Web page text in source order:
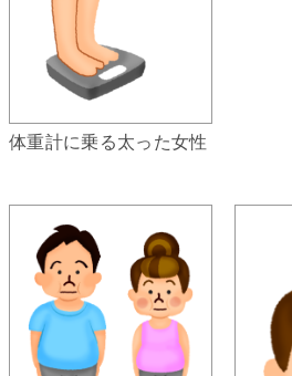
体重計に乗る太った女性